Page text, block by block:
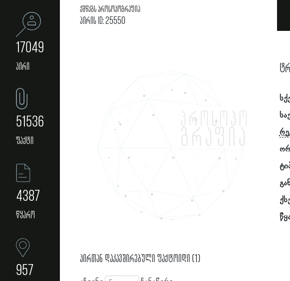
17049
პირი
51536
ფაქტი
4387
წყარო
957
ქშწკგს პროსოპოგრაფია
პირის ID: 25550
პირთან დაკავშირებული ფაქტოიდი (1)